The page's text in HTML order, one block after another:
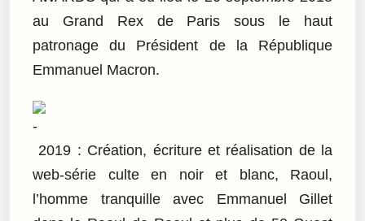
au Grand Rex de Paris sous le haut
patronage du Président de la République
Emmanuel Macron.
2019 : Création, écriture et réalisation de la
web-série culte en noir et blanc, Raoul,
l’homme tranquille avec Emmanuel Gillet